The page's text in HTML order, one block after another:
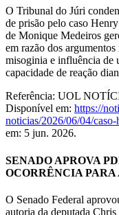
O Tribunal do Júri
de prisão pelo caso
de Monique Medeiros
em razão dos
misoginia e influência de
capacidade de reação
Referência: UOL
Disponível em: https://
noticias/2026/06/04/
em: 5 jun. 2026.
SENADO APROVA
OCORRÊNCIA
O Senado Federal
autoria da deputada